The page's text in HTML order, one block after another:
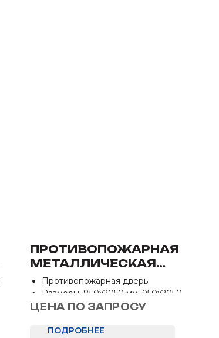
ПРОТИВОПОЖАРНАЯ
МЕТАЛЛИЧЕСКАЯ
ОДНОПОЛЬНАЯ ДПМ-1
ЕИ-60
Противопожарная дверь
Размеры: 850х2050 мм, 950х2050
мм
ЦЕНА ПО ЗАПРОСУ
ПОДРОБНЕЕ